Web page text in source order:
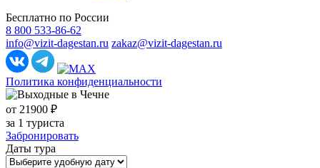
Бесплатно по России
8 800 533-86-62
info@vizit-dagestan.ru zakaz@vizit-dagestan.ru
Политика конфиденциальности
от 21900 ₽
за 1 туриста
Забронировать
Даты тура